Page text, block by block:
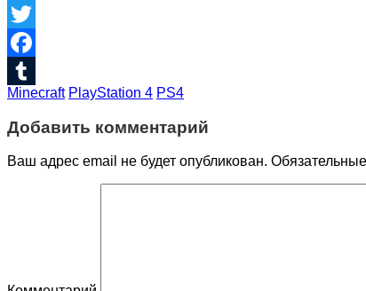
VK
Twitter
Facebook
Tumblr
Minecraft PlayStation 4 PS4
Добавить комментарий
Ваш адрес email не будет опубликован.